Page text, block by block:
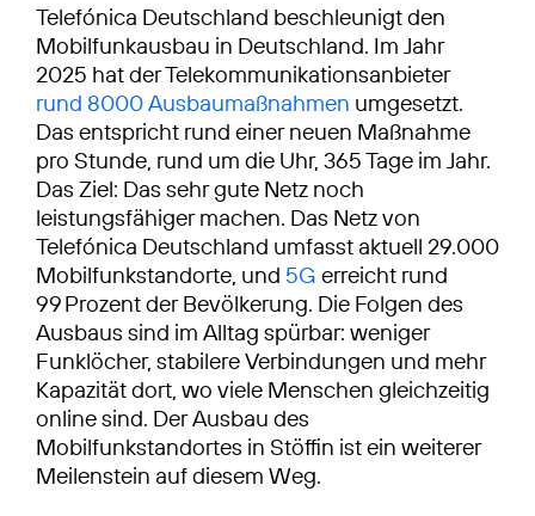
Telefónica Deutschland beschleunigt den
Mobilfunkausbau in Deutschland. Im Jahr
2025 hat der Telekommunikationsanbieter
rund 8000 Ausbaumaßnahmen umgesetzt.
Das entspricht rund einer neuen Maßnahme
pro Stunde, rund um die Uhr, 365 Tage im Jahr.
Das Ziel: Das sehr gute Netz noch
leistungsfähiger machen. Das Netz von
Telefónica Deutschland umfasst aktuell 29.000
Mobilfunkstandorte, und 5G erreicht rund
99 Prozent der Bevölkerung. Die Folgen des
Ausbaus sind im Alltag spürbar: weniger
Funklöcher, stabilere Verbindungen und mehr
Kapazität dort, wo viele Menschen gleichzeitig
online sind. Der Ausbau des
Mobilfunkstandortes in Stöffin ist ein weiterer
Meilenstein auf diesem Weg.